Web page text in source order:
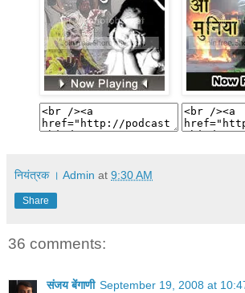
नियंत्रक । Admin at 9:30 AM
Share
36 comments:
संजय बेंगाणी September 19, 2008 at